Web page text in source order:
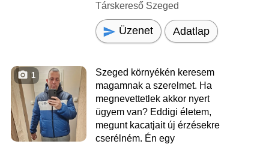
Társkereső Szeged
Üzenet Adatlap
1
Szeged környékén keresem
magamnak a szerelmet. Ha
megnevettetlek akkor nyert
ügyem van? Eddigi életem,
megunt kacatjait új érzésekre
cserélném. Én egy